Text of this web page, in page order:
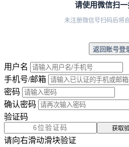
请使用微信扫
未注册微信号扫码后将
返回账号登
用户名
手机号/邮箱
密码
确认密码
验证码
获取
请向右滑动滑块验证